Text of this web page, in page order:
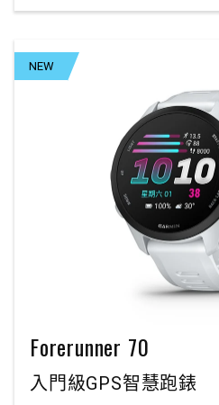
NEW
Forerunner 70
入門級GPS智慧跑錶